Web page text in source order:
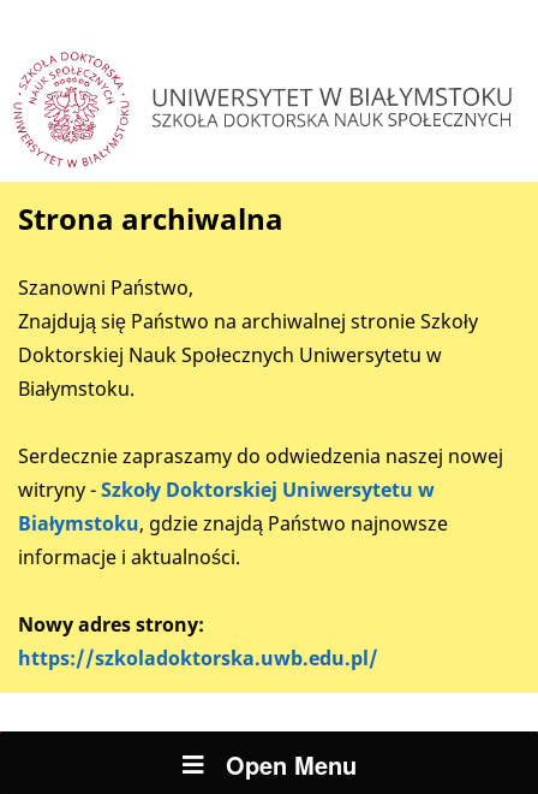
Strona archiwalna
Szanowni Państwo,
Znajdują się Państwo na archiwalnej stronie Szkoły
Doktorskiej Nauk Społecznych Uniwersytetu w
Białymstoku.
Serdecznie zapraszamy do odwiedzenia naszej nowej
witryny -Szkoły Doktorskiej Uniwersytetu w
Białymstoku, gdzie znajdą Państwo najnowsze
informacje i aktualności.
Nowy adres strony:
https://szkoladoktorska.uwb.edu.pl/
Open Menu